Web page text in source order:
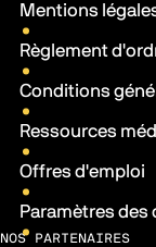
Mentions
Règlement
Conditions
Ressources
Offres d'emploi
Paramètres des
NOS PARTENAIRES